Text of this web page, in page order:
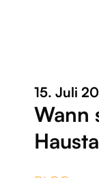
15. Juli
Wann